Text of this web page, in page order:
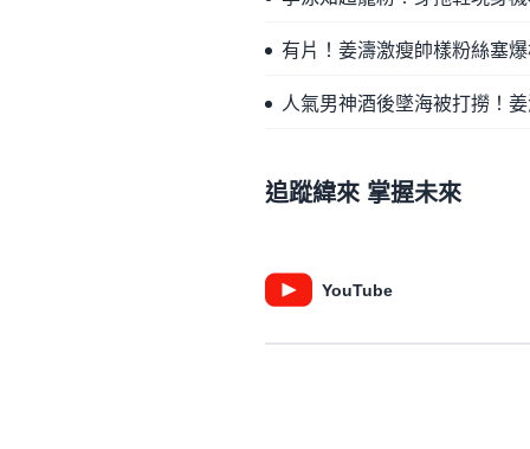
有片！姜濤激瘦帥樣粉絲塞
人氣男神酒後墜海被打撈！
追蹤緯來 掌握未來
YouTube